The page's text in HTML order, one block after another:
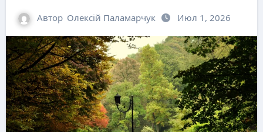
Автор Олексій Паламарчук Июл 1, 2026